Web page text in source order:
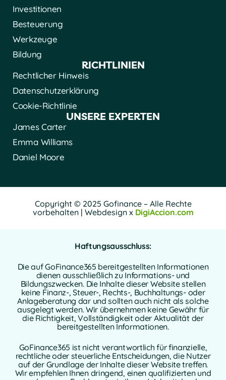
Investitionen
Besteuerung
Werkzeuge
Bildung
RICHTLINIEN
Rechtlicher Hinweis
Datenschutzerklärung
Cookie-Richtlinie
UNSERE EXPERTEN
James Carter
Emma Williams
Daniel Moore
Copyright © 2025 Gofinance – Alle Rechte
vorbehalten | Webdesign x DigiAccion.com
Haftungsausschluss:
Die auf GoFinance365 bereitgestellten Informationen
dienen ausschließlich zu Informations- und
Bildungszwecken. Die Inhalte dieser Website stellen
keine Finanz-, Steuer-, Rechts-, Buchhaltungs- oder
Anlageberatung dar und sollten auch nicht als solche
ausgelegt werden. Wir übernehmen keine Gewähr für
die Richtigkeit, Vollständigkeit oder Aktualität der
bereitgestellten Informationen.
GoFinance365 ist nicht verantwortlich für finanzielle,
rechtliche oder steuerliche Entscheidungen, die Nutzer
auf der Grundlage der Inhalte dieser Website treffen.
Wir empfehlen Ihnen dringend, einen qualifizierten und